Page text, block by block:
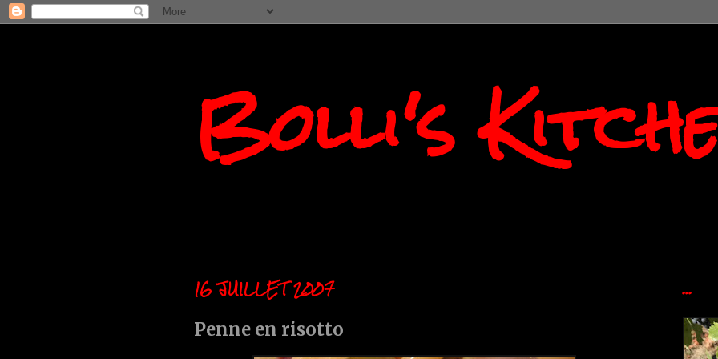
Bolli's
16 JUILLET 2007
Penne en risotto
...